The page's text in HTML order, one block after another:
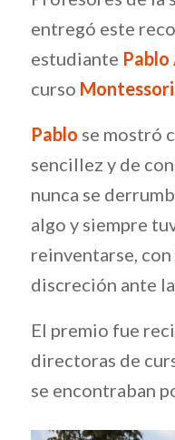
entregó este
estudiante Pablo
curso Montessori
Pablo se mostró
sencillez y de
nunca se
algo y siempre
reinventarse,
discreción ante
El premio fue
directoras de
se encontraban